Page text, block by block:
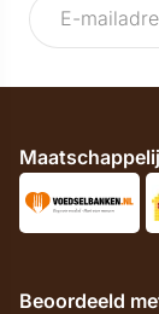
Beoordeeld